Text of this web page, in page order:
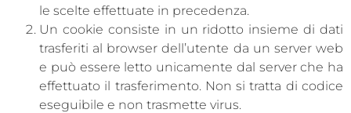
le scelte effettuate in precedenza.
Un cookie consiste in un ridotto insieme di dati
trasferiti al browser dell’utente da un server web
e può essere letto unicamente dal server che ha
effettuato il trasferimento. Non si tratta di codice
eseguibile e non trasmette virus.